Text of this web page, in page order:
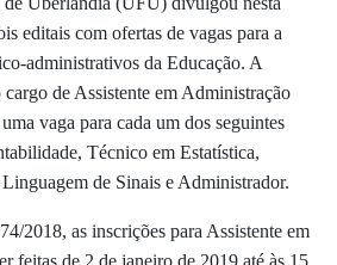
editais com ofertas de vagas para a
administrativos da Educação. A
cargo de Assistente em Administração
vaga para cada um dos seguintes
Técnico em Estatística,
de Sinais e Administrador.
2018, as inscrições para Assistente em